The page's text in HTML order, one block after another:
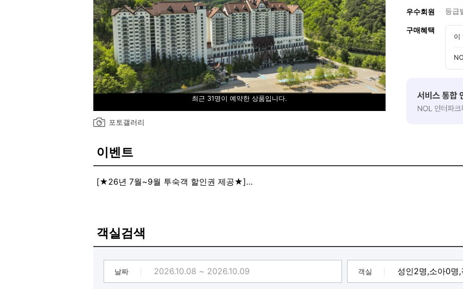
최근 31명이 예약한 상품입니다.
포토갤러리
우수회원 등급
구매혜택
이
이벤트
[★26년 7월~9월 투숙객 할인권 제공★]
ㆍ이나트 20% 할인권
ㆍ루지 20% 할인권
ㆍ더샬레/모나베이커리 10% 할인권
※ 체크인 시 할인권 확인 후 매표소 제시(쿠폰 1매 최대 4인까지 적용)
※ 상기 할인률은 26년 7월~9월 한해 제공됩니다.
※ 할인권은 중복 할인이 불가하며 제휴 신용카드 및 체크카드 이용시 할인 적용 됩니다.(제휴 카드
객실검색
날짜 객실